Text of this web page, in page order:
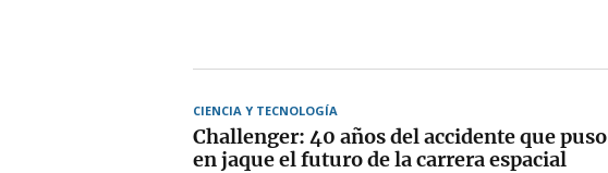
CIENCIA Y TECNOLOGÍA
Challenger: 40 años del accidente que puso
en jaque el futuro de la carrera espacial